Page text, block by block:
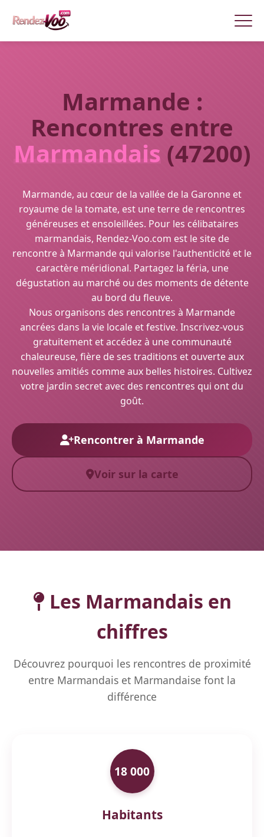
Marmande :
Rencontres entre
Marmandais (47200)
Marmande, au cœur de la vallée de la Garonne et
royaume de la tomate, est une terre de rencontres
généreuses et ensoleillées. Pour les célibataires
marmandais, Rendez-Voo.com est le site de
rencontre à Marmande qui valorise l'authenticité et le
caractère méridional. Partagez la féria, une
dégustation au marché ou des moments de détente
au bord du fleuve.
Nous organisons des rencontres à Marmande
ancrées dans la vie locale et festive. Inscrivez-vous
gratuitement et accédez à une communauté
chaleureuse, fière de ses traditions et ouverte aux
nouvelles amitiés comme aux belles histoires. Cultivez
votre jardin secret avec des rencontres qui ont du
goût.
Rencontrer à Marmande
Voir sur la carte
Les Marmandais en
chiffres
Découvrez pourquoi les rencontres de proximité
entre Marmandais et Marmandaise font la
différence
18 000
Habitants